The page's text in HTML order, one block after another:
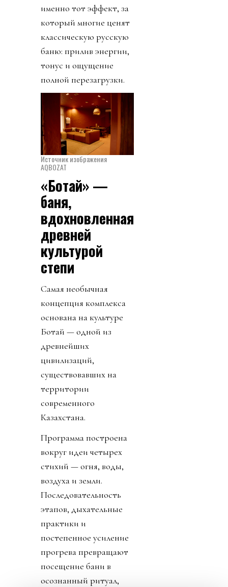
именно тот эффект, за
который многие ценят
классическую русскую
баню: прилив энергии,
тонус и ощущение
полной перезагрузки.
Источник изображения
AQBOZAT
«Ботай» —
баня,
вдохновленная
древней
культурой
степи
Самая необычная
концепция комплекса
основана на культуре
Ботай — одной из
древнейших
цивилизаций,
существовавших на
территории
современного
Казахстана.
Программа построена
вокруг идеи четырех
стихий — огня, воды,
воздуха и земли.
Последовательность
этапов, дыхательные
практики и
постепенное усиление
прогрева превращают
посещение бани в
осознанный ритуал,